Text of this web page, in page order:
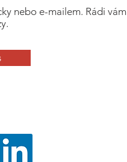
nebo e-mailem. Rádi vám